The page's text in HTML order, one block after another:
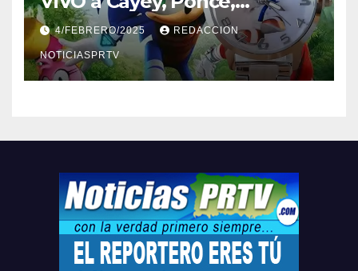
Barceloneta y Humacao,
Relojes gratis para el que
compre ahora….
4/FEBRERO/2025 REDACCION
NOTICIASPRTV